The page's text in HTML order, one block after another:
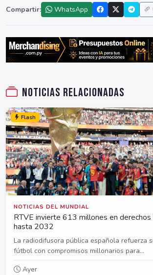
Compartir: WhatsApp
Noticias relacionadas
Flash
NOTICIAS DEL MUNDIAL
RTVE invierte 613 millones en
hasta 2032
La radiodifusora pública española refuerza
fútbol con compromisos millonarios para...
Ayer